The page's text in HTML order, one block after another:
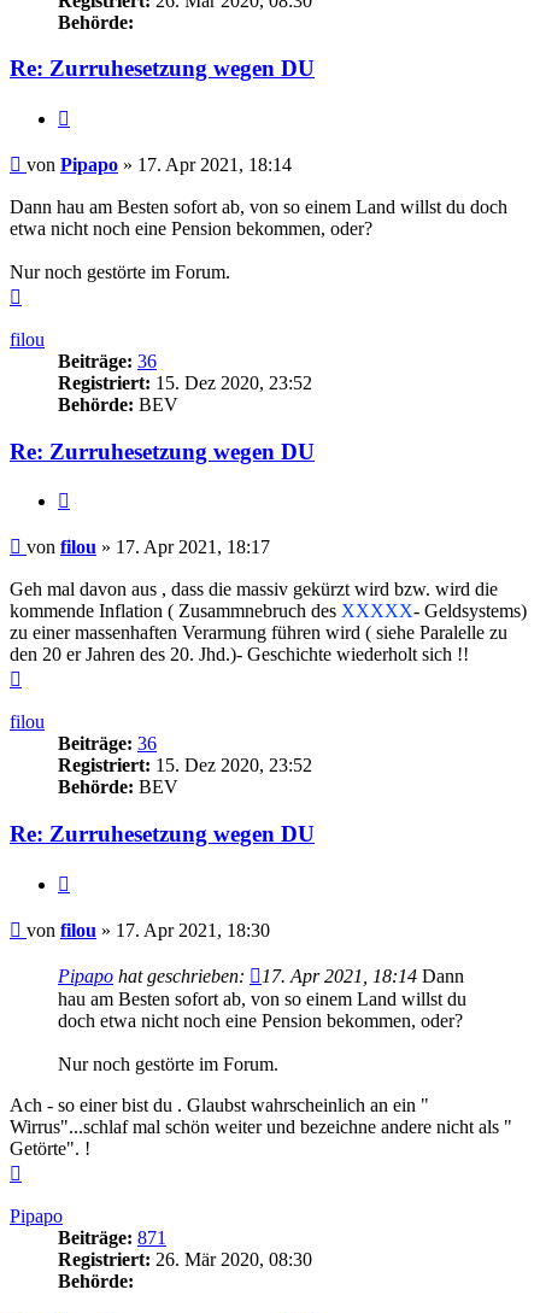
Behörde:
Re: Zurruhesetzung wegen DU
Beitrag
von Pipapo » 17. Apr 2021, 18:14
Dann hau am Besten sofort ab, von so einem Land willst du doch
etwa nicht noch eine Pension bekommen, oder?
Nur noch gestörte im Forum.
filou
Beiträge: 36
Registriert: 15. Dez 2020, 23:52
Behörde: BEV
Re: Zurruhesetzung wegen DU
Beitrag
von filou » 17. Apr 2021, 18:17
Geh mal davon aus , dass die massiv gekürzt wird bzw. wird die
kommende Inflation ( Zusammnebruch des XXXXX- Geldsystems)
zu einer massenhaften Verarmung führen wird ( siehe Paralelle zu
den 20 er Jahren des 20. Jhd.)- Geschichte wiederholt sich !!
filou
Beiträge: 36
Registriert: 15. Dez 2020, 23:52
Behörde: BEV
Re: Zurruhesetzung wegen DU
Beitrag
von filou » 17. Apr 2021, 18:30
Pipapo hat geschrieben: 17. Apr 2021, 18:14 Dann
hau am Besten sofort ab, von so einem Land willst du
doch etwa nicht noch eine Pension bekommen, oder?
Nur noch gestörte im Forum.
Ach - so einer bist du . Glaubst wahrscheinlich an ein "
Wirrus"...schlaf mal schön weiter und bezeichne andere nicht als "
Getörte". !
Pipapo
Beiträge: 871
Registriert: 26. Mär 2020, 08:30
Behörde: